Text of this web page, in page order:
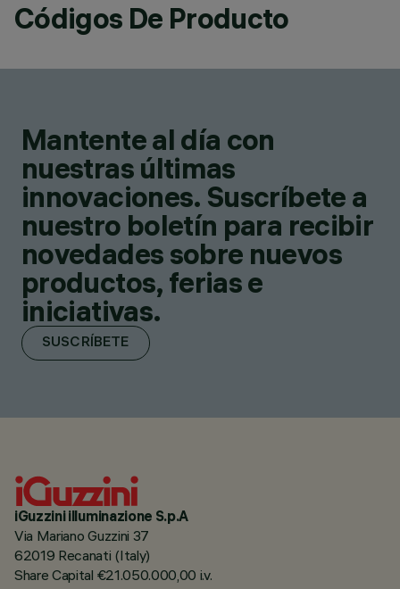
Códigos De Producto
Mantente al día con
nuestras últimas
innovaciones. Suscríbete a
nuestro boletín para recibir
novedades sobre nuevos
productos, ferias e
iniciativas.
SUSCRÍBETE
iGuzzini illuminazione S.p.A
Via Mariano Guzzini 37
62019 Recanati (Italy)
Share Capital €21.050.000,00 i.v.